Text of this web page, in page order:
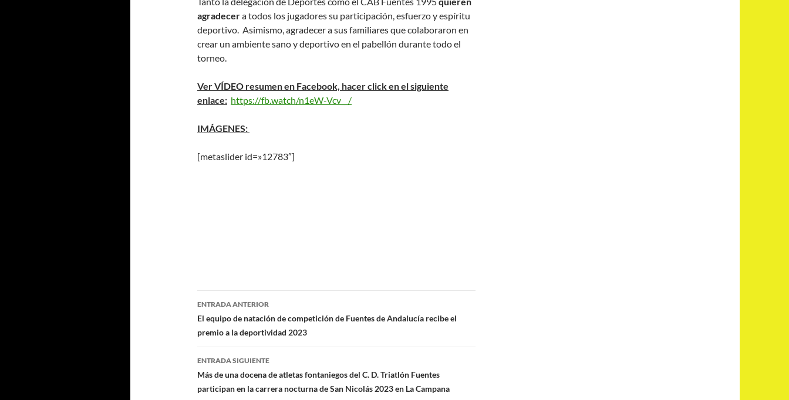
agradecera todos los jugadores su participación, esfuerzo y espíritu
deportivo. Asimismo, agradecer a sus familiares que colaboraron en
crear un ambiente sano y deportivo en el pabellón durante todo el
torneo.
Ver VÍDEO resumen en Facebook, hacer click en el siguiente
enlace: https://fb.watch/n1eW-Vcv__/
IMÁGENES:
[metaslider id=»12783″]
Navegación
de
entradas
ENTRADA ANTERIOR
El equipo de natación de competición de Fuentes de Andalucía recibe el
premio a la deportividad 2023
ENTRADA SIGUIENTE
Más de una docena de atletas fontaniegos del C. D. Triatlón Fuentes
participan en la carrera nocturna de San Nicolás 2023 en La Campana